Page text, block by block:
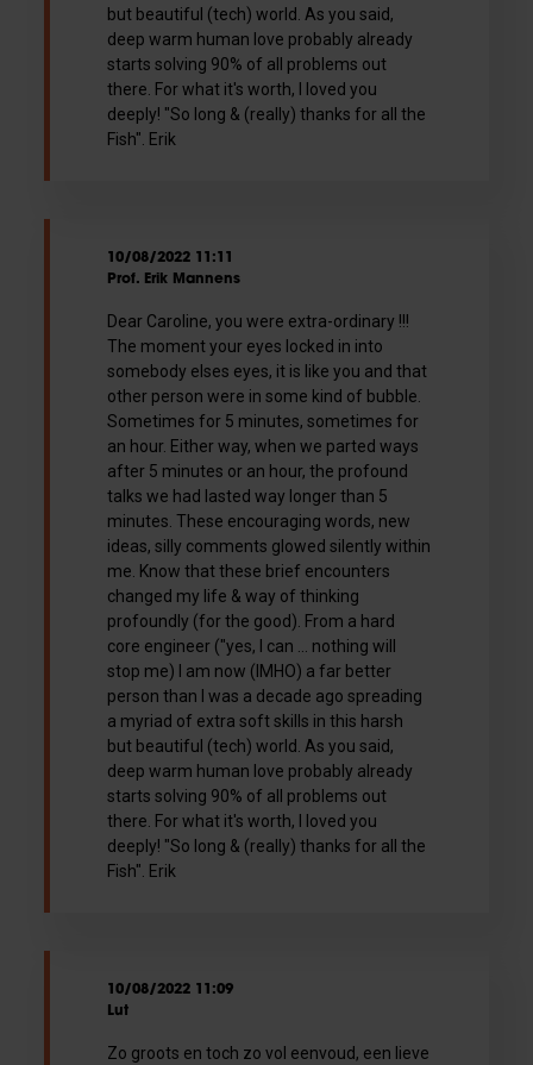
but beautiful (tech) world. As you said,
deep warm human love probably already
starts solving 90% of all problems out
there. For what it's worth, I loved you
deeply! "So long & (really) thanks for all the
Fish". Erik
10/08/2022 11:11
Prof. Erik Mannens
Dear Caroline, you were extra-ordinary !!!
The moment your eyes locked in into
somebody elses eyes, it is like you and that
other person were in some kind of bubble.
Sometimes for 5 minutes, sometimes for
an hour. Either way, when we parted ways
after 5 minutes or an hour, the profound
talks we had lasted way longer than 5
minutes. These encouraging words, new
ideas, silly comments glowed silently within
me. Know that these brief encounters
changed my life & way of thinking
profoundly (for the good). From a hard
core engineer ("yes, I can ... nothing will
stop me) I am now (IMHO) a far better
person than I was a decade ago spreading
a myriad of extra soft skills in this harsh
but beautiful (tech) world. As you said,
deep warm human love probably already
starts solving 90% of all problems out
there. For what it's worth, I loved you
deeply! "So long & (really) thanks for all the
Fish". Erik
10/08/2022 11:09
Lut
Zo groots en toch zo vol eenvoud, een lieve